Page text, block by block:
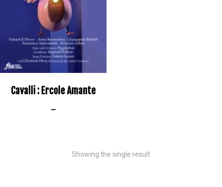
Cavalli : Ercole Amante
–
Showing the single result